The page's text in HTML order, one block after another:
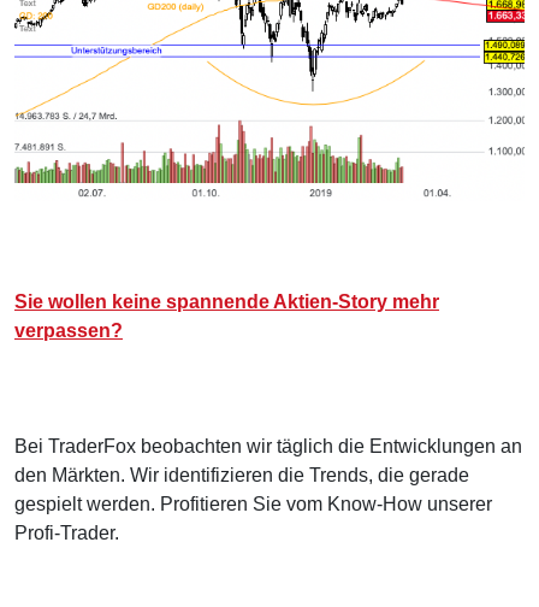
Sie wollen keine spannende Aktien-Story mehr
verpassen?
Bei TraderFox beobachten wir täglich die Entwicklungen an
den Märkten. Wir identifizieren die Trends, die gerade
gespielt werden. Profitieren Sie vom Know-How unserer
Profi-Trader.